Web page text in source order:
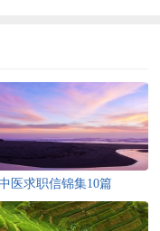
医求职信锦集10篇